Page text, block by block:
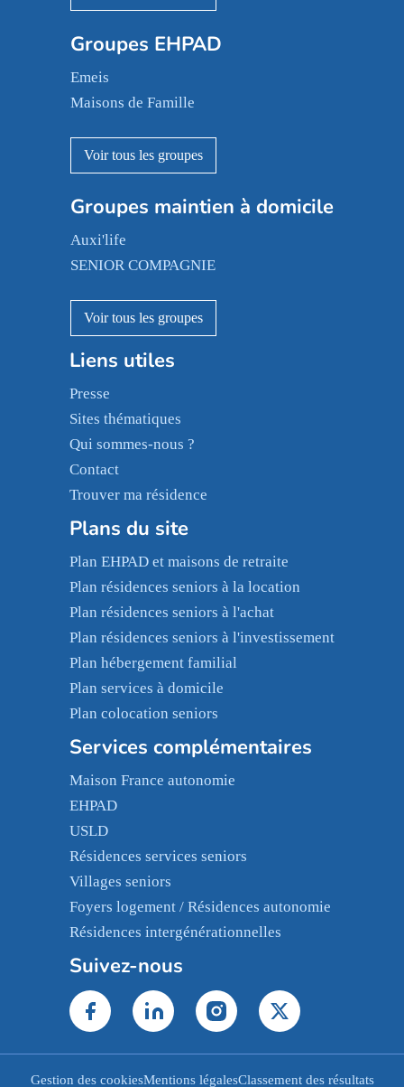
Ovelia
Mobicap
Aquarelia
Nexity edenea
Occitalia
Appartseniors
Villa beausoleil
Stella management
Sérénys
Résidences services Villa Médicis
Groupes EHPAD
Emeis
Maisons de Famille
Emera
Colisée
Groupe SOS
Résidalya
Groupes maintien à domicile
Auxi'life
SENIOR COMPAGNIE
Liens utiles
Presse
Sites thématiques
Qui sommes-nous ?
Contact
Trouver ma résidence
Plans du site
Plan EHPAD et maisons de retraite
Plan résidences seniors à la location
Plan résidences seniors à l'achat
Plan résidences seniors à l'investissement
Plan hébergement familial
Plan services à domicile
Plan colocation seniors
Services complémentaires
Maison France autonomie
EHPAD
USLD
Résidences services seniors
Villages seniors
Foyers logement / Résidences autonomie
Résidences intergénérationnelles
Suivez-nous
Gestion des cookiesMentions légalesClassement des résultats